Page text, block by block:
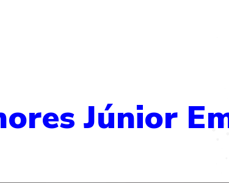
Júnior